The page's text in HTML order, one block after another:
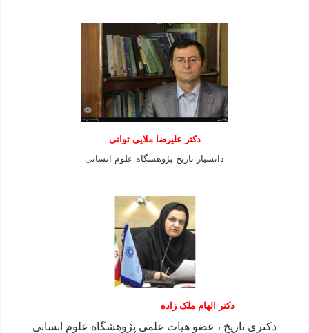
دكتر عليرضا ملايى توانی
دانشيار تاريخ پژوهشگاه علوم انسانی
دکتر الهام ملک زاده
دکتری تاریخ ، عضو هیات علمی پژوهشگاه علوم انسانی